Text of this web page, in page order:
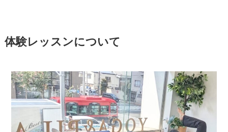
体験レッスンについて